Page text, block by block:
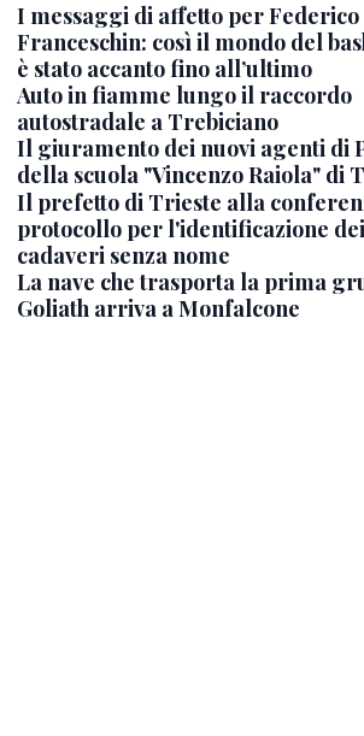
I messaggi di affetto per Federico
Franceschin: così il mondo del
è stato accanto fino all’ultimo
Auto in fiamme lungo il raccordo
autostradale a Trebiciano
Il giuramento dei nuovi agenti di
della scuola "Vincenzo Raiola" di
Il prefetto di Trieste alla
protocollo per l'identificazione dei
cadaveri senza nome
La nave che trasporta la prima
Goliath arriva a Monfalcone